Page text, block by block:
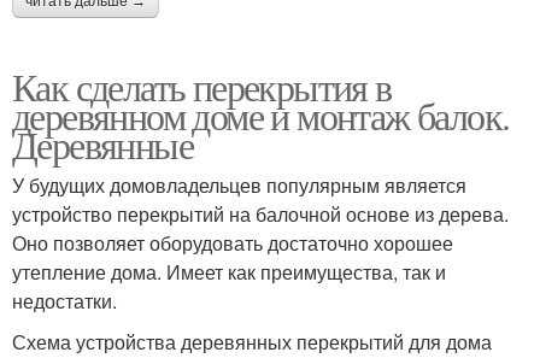
Как сделать перекрытия в
деревянном доме и монтаж балок.
Деревянные
У будущих домовладельцев популярным является
устройство перекрытий на балочной основе из дерева.
Оно позволяет оборудовать достаточно хорошее
утепление дома. Имеет как преимущества, так и
недостатки.
Схема устройства деревянных перекрытий для дома